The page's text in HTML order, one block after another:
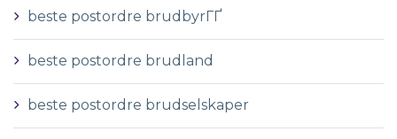
beste postordre brudbyrГҐ
beste postordre brudland
beste postordre brudselskaper